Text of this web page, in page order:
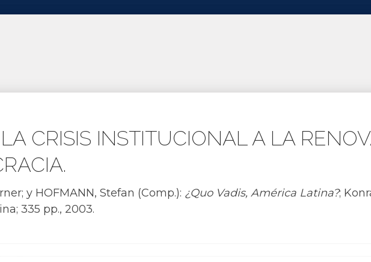
CRISIS INSTITUCIONAL A LA
y HOFMANN, Stefan (Comp.): ¿Quo Vadis, América Latina?;
335 pp., 2003.